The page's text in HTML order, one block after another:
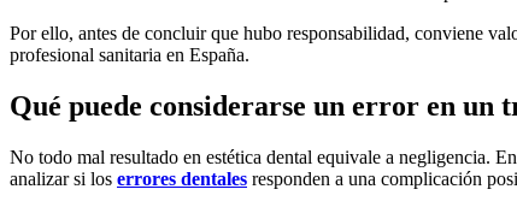
Por ello, antes de concluir que hubo responsabilidad, conviene
profesional sanitaria en España.
Qué puede considerarse un error en un
No todo mal resultado en estética dental equivale a negligencia.
analizar si los errores dentales responden a una complicación